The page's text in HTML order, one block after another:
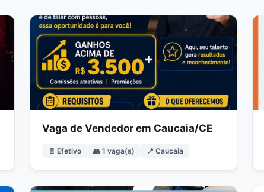
Vaga de Vendedor em Caucaia/CE
📄 Efetivo 👥 1 vaga(s) 📍 Caucaia